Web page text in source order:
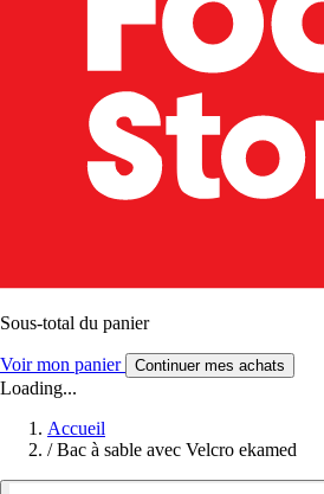
Sous-total du panier
Voir mon panier Continuer mes achats
Loading...
Accueil
/ Bac à sable avec Velcro ekamed